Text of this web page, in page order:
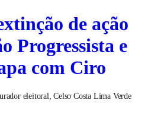
de ação
Progressista e
com Ciro
eleitoral, Celso Costa Lima Verde